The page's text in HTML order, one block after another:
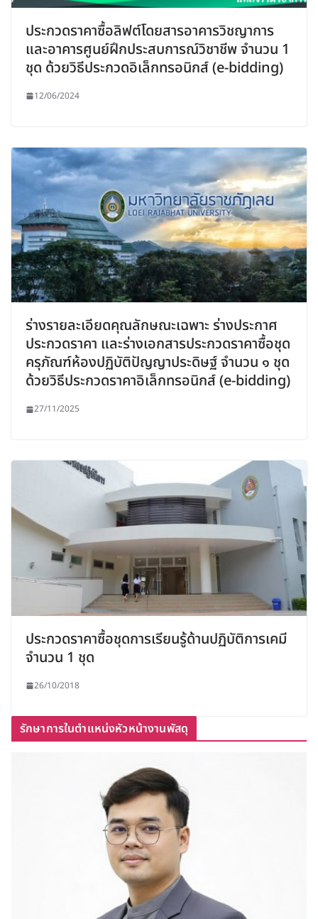
ประกวดราคาซื้อลิฟต์โดยสารอาคารวิชญาการ
และอาคารศูนย์ฝึกประสบการณ์วิชาชีพ จำนวน 1
ชุด ด้วยวิธีประกวดอิเล็กทรอนิกส์ (e-bidding)
12/06/2024
ร่างรายละเอียดคุณลักษณะเฉพาะ ร่างประกาศ
ประกวดราคา และร่างเอกสารประกวดราคาซื้อชุด
ครุภัณฑ์ห้องปฏิบัติปัญญาประดิษฐ์ จำนวน ๑ ชุด
ด้วยวิธีประกวดราคาอิเล็กทรอนิกส์ (e-bidding)
27/11/2025
ประกวดราคาซื้อชุดการเรียนรู้ด้านปฏิบัติการเคมี
จำนวน 1 ชุด
26/10/2018
รักษาการในตำแหน่งหัวหน้างานพัสดุ